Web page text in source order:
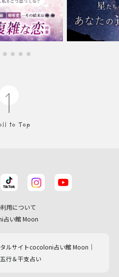
用について
占い館 Moon
ルサイトcocoloni占い館 Moon｜
行＆干支占い